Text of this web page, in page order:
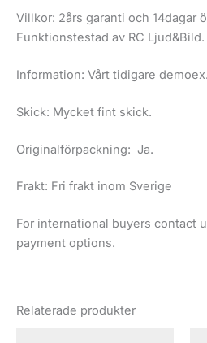
Villkor: 2års garanti och 14dagar
Funktionstestad av RC Ljud&Bild.
Information: Vårt tidigare demoex.
Skick: Mycket fint skick.
Originalförpackning: Ja.
Frakt: Fri frakt inom Sverige
For international buyers contact
payment options.
Relaterade produkter